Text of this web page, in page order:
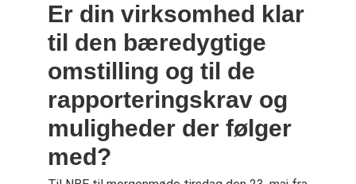
Er din virksomhed klar
til den bæredygtige
omstilling og til de
rapporteringskrav og
muligheder der følger
med?